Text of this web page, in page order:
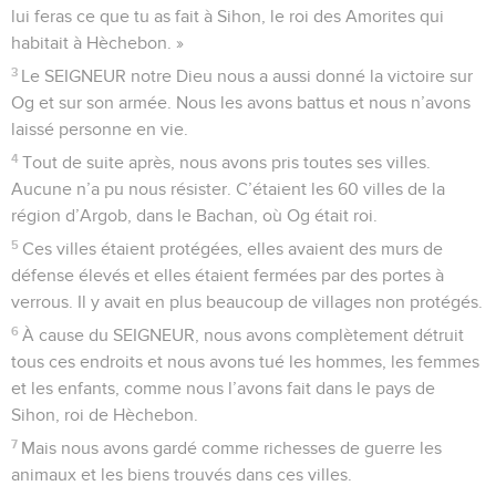
lui feras ce que tu as fait à Sihon, le roi des Amorites qui
habitait à Hèchebon. »
3 Le SEIGNEUR notre Dieu nous a aussi donné la victoire sur
Og et sur son armée. Nous les avons battus et nous n’avons
laissé personne en vie.
4 Tout de suite après, nous avons pris toutes ses villes.
Aucune n’a pu nous résister. C’étaient les 60 villes de la
région d’Argob, dans le Bachan, où Og était roi.
5 Ces villes étaient protégées, elles avaient des murs de
défense élevés et elles étaient fermées par des portes à
verrous. Il y avait en plus beaucoup de villages non protégés.
6 À cause du SEIGNEUR, nous avons complètement détruit
tous ces endroits et nous avons tué les hommes, les femmes
et les enfants, comme nous l’avons fait dans le pays de
Sihon, roi de Hèchebon.
7 Mais nous avons gardé comme richesses de guerre les
animaux et les biens trouvés dans ces villes.